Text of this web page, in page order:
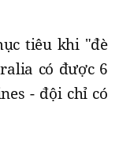
tiêu khi "đè
có được 6
- đội chỉ có